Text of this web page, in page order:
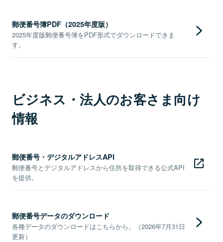
郵便番号簿PDF（2025年度版）
2025年度版郵便番号簿をPDF形式でダウンロードできま
す。
ビジネス・法人のお客さま向け
情報
郵便番号・デジタルアドレスAPI
郵便番号とデジタルアドレスから住所を取得できる公式API
を提供。
郵便番号データのダウンロード
各種データのダウンロードはこちらから。（2026年7月31日
更新）